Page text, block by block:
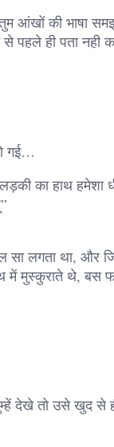
आंखों की भाषा
पहले ही पता नही
गई…
का हाथ हमेशा
लगता था, और
में मुस्कुराते थे,
देखे तो उसे खुद से